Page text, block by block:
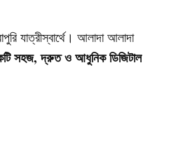
যাত্রীস্বার্থে। আলাদা আলাদা
সহজ, দ্রুত ও আধুনিক ডিজিটাল